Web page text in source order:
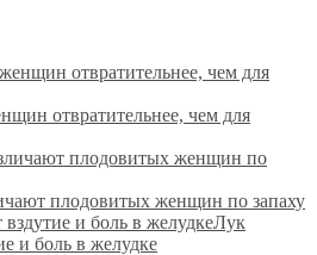
отвратительнее, чем для
плодовитых женщин по запаху
Лук
и боль в желудке